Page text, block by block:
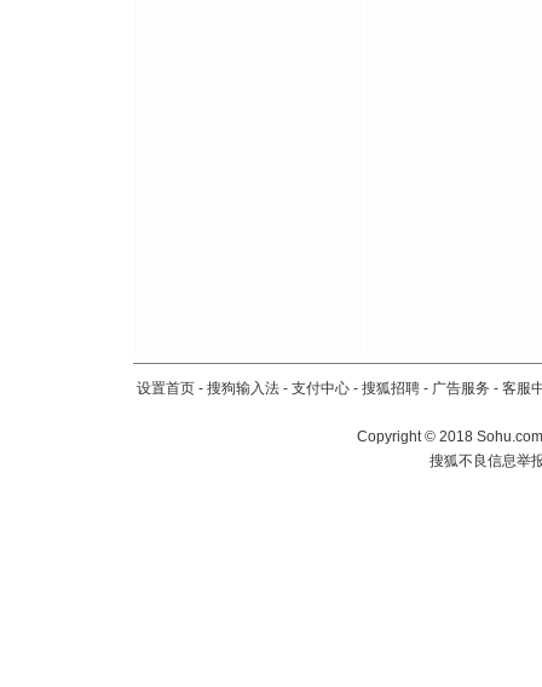
设置首页 - 搜狗输入法 - 支付中心 - 搜狐招聘 - 广告服务 - 客服
Copyright ©2018
搜狐不良信息举